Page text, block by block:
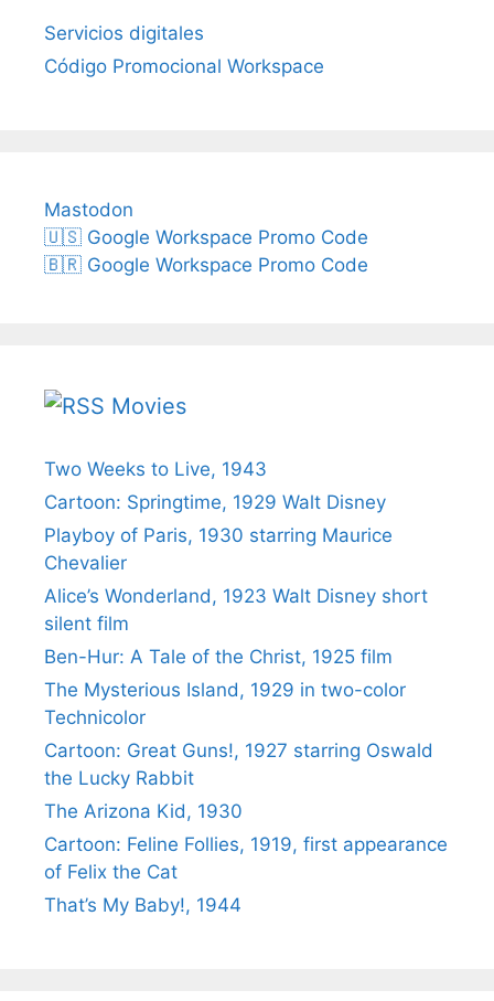
Servicios digitales
Código Promocional Workspace
Mastodon
🇺🇸 Google Workspace Promo Code
🇧🇷 Google Workspace Promo Code
Movies
Two Weeks to Live, 1943
Cartoon: Springtime, 1929 Walt Disney
Playboy of Paris, 1930 starring Maurice
Chevalier
Alice’s Wonderland, 1923 Walt Disney short
silent film
Ben-Hur: A Tale of the Christ, 1925 film
The Mysterious Island, 1929 in two-color
Technicolor
Cartoon: Great Guns!, 1927 starring Oswald
the Lucky Rabbit
The Arizona Kid, 1930
Cartoon: Feline Follies, 1919, first appearance
of Felix the Cat
That’s My Baby!, 1944